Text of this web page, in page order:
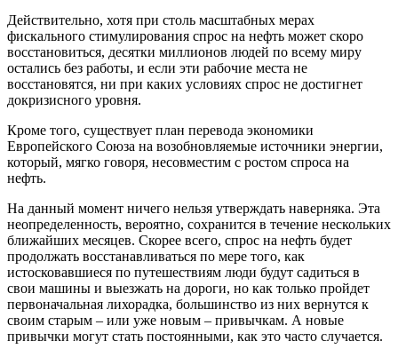
Действительно, хотя при столь масштабных мерах
фискального стимулирования спрос на нефть может скоро
восстановиться, десятки миллионов людей по всему миру
остались без работы, и если эти рабочие места не
восстановятся, ни при каких условиях спрос не достигнет
докризисного уровня.
Кроме того, существует план перевода экономики
Европейского Союза на возобновляемые источники энергии,
который, мягко говоря, несовместим с ростом спроса на
нефть.
На данный момент ничего нельзя утверждать наверняка. Эта
неопределенность, вероятно, сохранится в течение нескольких
ближайших месяцев. Скорее всего, спрос на нефть будет
продолжать восстанавливаться по мере того, как
истосковавшиеся по путешествиям люди будут садиться в
свои машины и выезжать на дороги, но как только пройдет
первоначальная лихорадка, большинство из них вернутся к
своим старым – или уже новым – привычкам. А новые
привычки могут стать постоянными, как это часто случается.